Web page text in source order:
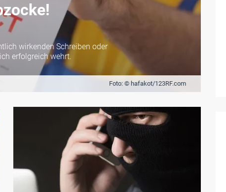
Foto: © hafakot/123RF.com
wirkenden Schreiben oder
erfolgreich wehrt.